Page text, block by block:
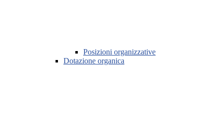
Posizioni organizzative
Dotazione organica